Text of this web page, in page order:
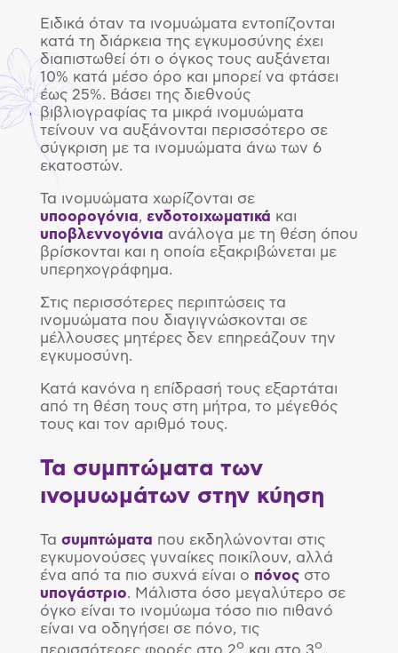
Ειδικά όταν τα ινομυώματα εντοπίζονται
κατά τη διάρκεια της εγκυμοσύνης έχει
διαπιστωθεί ότι ο όγκος τους αυξάνεται
10% κατά μέσο όρο και μπορεί να φτάσει
έως 25%. Βάσει της διεθνούς
βιβλιογραφίας τα μικρά ινομυώματα
τείνουν να αυξάνονται περισσότερο σε
σύγκριση με τα ινομυώματα άνω των 6
εκατοστών.
Τα ινομυώματα χωρίζονται σε
υποορογόνια, ενδοτοιχωματικά και
υποβλεννογόνια ανάλογα με τη θέση όπου
βρίσκονται και η οποία εξακριβώνεται με
υπερηχογράφημα.
Στις περισσότερες περιπτώσεις τα
ινομυώματα που διαγιγνώσκονται σε
μέλλουσες μητέρες δεν επηρεάζουν την
εγκυμοσύνη.
Κατά κανόνα η επίδρασή τους εξαρτάται
από τη θέση τους στη μήτρα, το μέγεθός
τους και τον αριθμό τους.
Τα συμπτώματα των
ινομυωμάτων στην κύηση
Τα συμπτώματα που εκδηλώνονται στις
εγκυμονούσες γυναίκες ποικίλουν, αλλά
ένα από τα πιο συχνά είναι ο πόνος στο
υπογάστριο. Μάλιστα όσο μεγαλύτερο σε
όγκο είναι το ινομύωμα τόσο πιο πιθανό
είναι να οδηγήσει σε πόνο, τις
περισσότερες φορές στο 2ο και στο 3ο